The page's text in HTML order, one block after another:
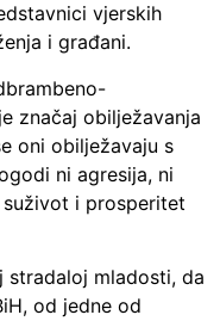
vjerskih
i građani.
značaj obilježavanja
oni obilježavaju s
ni agresija, ni
i prosperitet
stradaloj mladosti, da
od jedne od